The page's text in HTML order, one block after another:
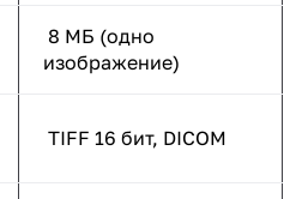
8 МБ (одно
изображение)
TIFF 16 бит, DICOM